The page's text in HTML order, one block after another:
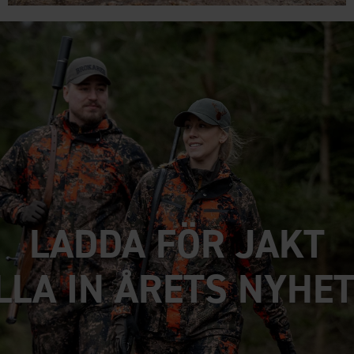
LADDA FÖR JAKT
IN ÅRETS